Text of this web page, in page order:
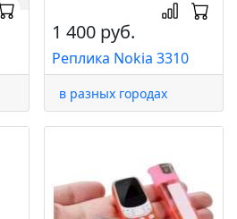
1 400 руб.
Реплика Nokia 3310
в разных городах